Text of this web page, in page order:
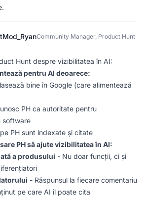
Community Manager, Product Hunt·
Hunt despre vizibilitatea în AI:
pentru AI deoarece:
bine în Google (care alimentează
PH ca autoritate pentru
software
PH sunt indexate și citate
PH să ajute vizibilitatea în AI:
a produsului - Nu doar funcții, ci și
- Răspunsul la fiecare comentariu
pe care AI îl poate cita